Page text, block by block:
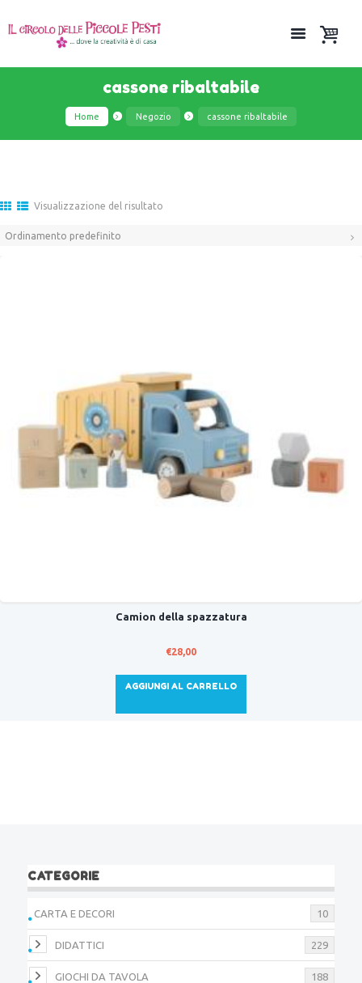
cassone ribaltabile
Home Negozio cassone ribaltabile
Visualizzazione del risultato
Camion della spazzatura
€28,00
AGGIUNGI AL CARRELLO
CATEGORIE
CARTA E DECORI 10
DIDATTICI 229
GIOCHI DA TAVOLA 188